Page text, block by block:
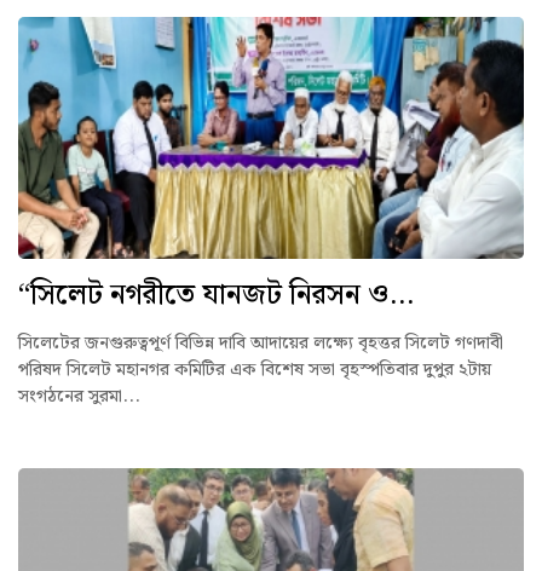
“সিলেট নগরীতে যানজট নিরসন ও...
সিলেটের জনগুরুত্বপূর্ণ বিভিন্ন দাবি আদায়ের লক্ষ্যে বৃহত্তর সিলেট গণদাবী
পরিষদ সিলেট মহানগর কমিটির এক বিশেষ সভা বৃহস্পতিবার দুপুর ২টায়
সংগঠনের সুরমা...